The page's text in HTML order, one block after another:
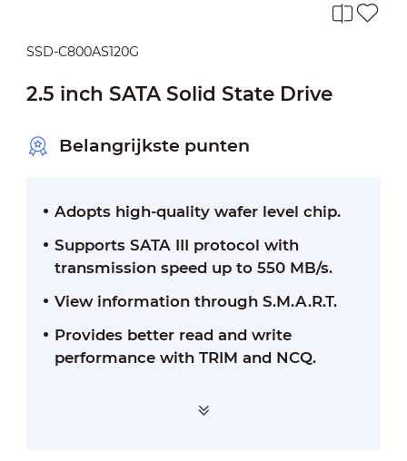
SSD-C800AS120G
2.5 inch SATA Solid State Drive
Belangrijkste punten
Adopts high-quality wafer level chip.
Supports SATA III protocol with
transmission speed up to 550 MB/s.
View information through S.M.A.R.T.
Provides better read and write
performance with TRIM and NCQ.